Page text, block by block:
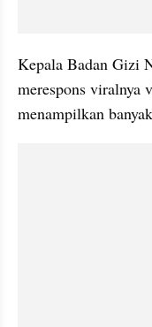
Kepala Badan Gizi
merespons viralnya
menampilkan